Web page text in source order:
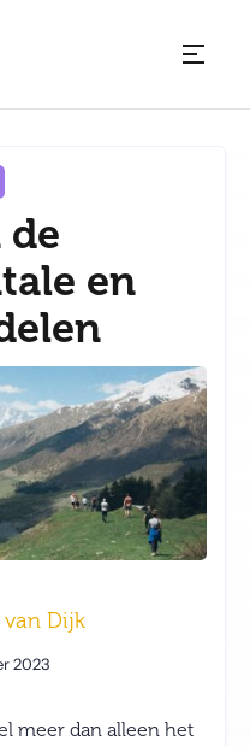
de
en
Dijk
2023
meer dan alleen het